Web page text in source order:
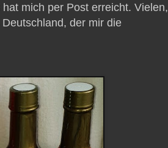
mich per Post erreicht. Vielen,
der mir die